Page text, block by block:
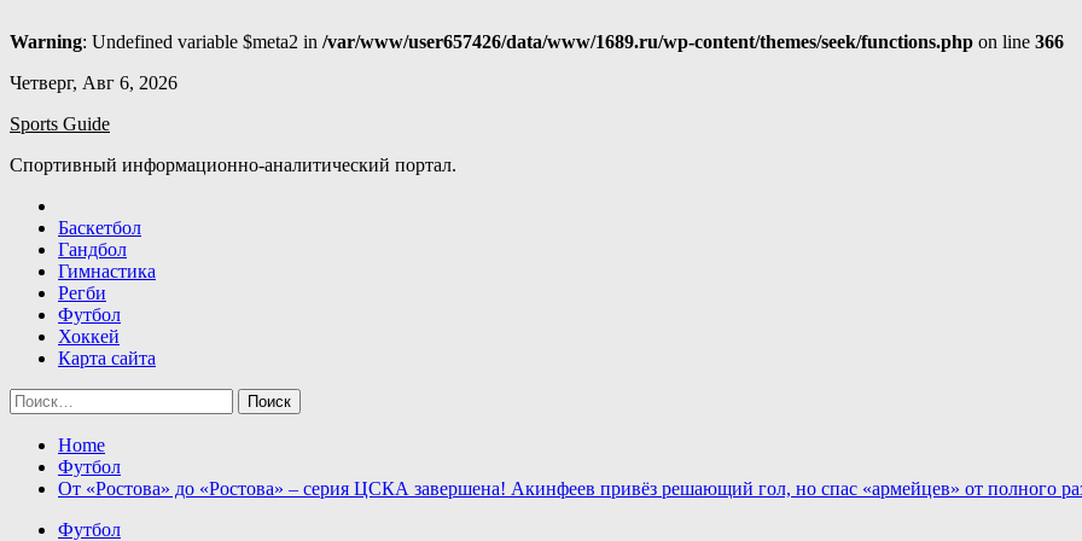
Warning: Undefined variable $meta2 in /var/www/user657426/data/www/1689.ru/wp-content/themes/seek/functions.php on line 366
Skip
content
Четверг, Авг 6, 2026
Sports Guide
Спортивный информационно-аналитический портал.
Баскетбол
Гандбол
Гимнастика
Регби
Футбол
Хоккей
Карта сайта
Найти:
Home
Футбол
От «Ростова» до «Ростова» – серия ЦСКА завершена! Акинфеев привёз решающий гол, но спас «армейцев» от полного
Футбол